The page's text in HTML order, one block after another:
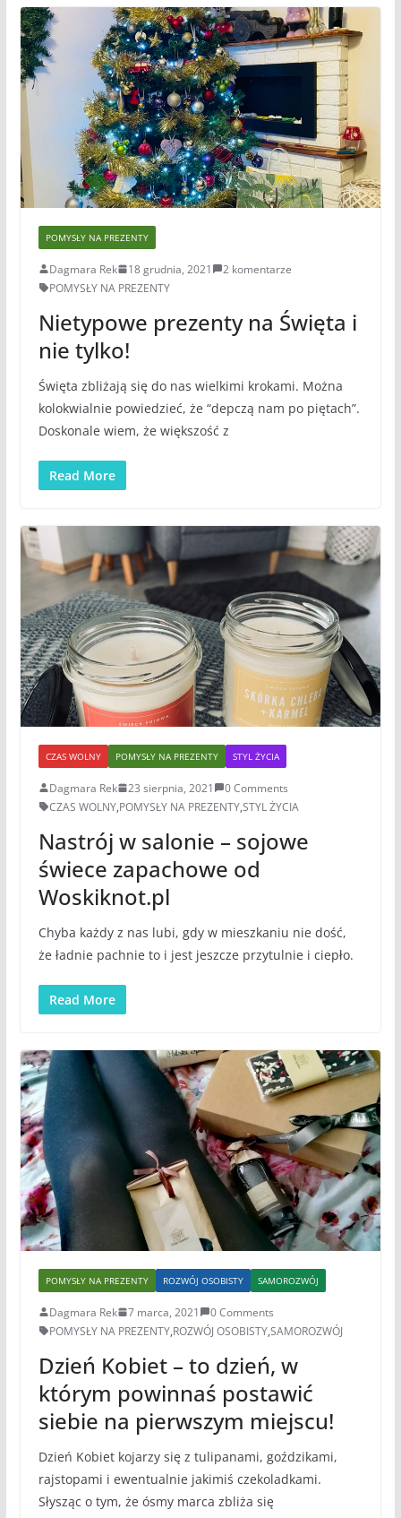
POMYSŁY NA PREZENTY
Dagmara Rek 18 grudnia, 2021
2 komentarze
POMYSŁY NA PREZENTY
Nietypowe prezenty na Święta i
nie tylko!
Święta zbliżają się do nas wielkimi krokami. Można
kolokwialnie powiedzieć, że “depczą nam po piętach”.
Doskonale wiem, że większość z
Read More
CZAS WOLNY POMYSŁY NA PREZENTY STYL ŻYCIA
Dagmara Rek 23 sierpnia, 2021
0 Comments
CZAS WOLNY,POMYSŁY NA PREZENTY,STYL ŻYCIA
Nastrój w salonie – sojowe
świece zapachowe od
Woskiknot.pl
Chyba każdy z nas lubi, gdy w mieszkaniu nie dość,
że ładnie pachnie to i jest jeszcze przytulnie i ciepło.
Read More
POMYSŁY NA PREZENTY ROZWÓJ OSOBISTY SAMOROZWÓJ
Dagmara Rek 7 marca, 2021
0 Comments
POMYSŁY NA PREZENTY,ROZWÓJ OSOBISTY,SAMOROZWÓJ
Dzień Kobiet – to dzień, w
którym powinnaś postawić
siebie na pierwszym miejscu!
Dzień Kobiet kojarzy się z tulipanami, goździkami,
rajstopami i ewentualnie jakimiś czekoladkami.
Słysząc o tym, że ósmy marca zbliża się